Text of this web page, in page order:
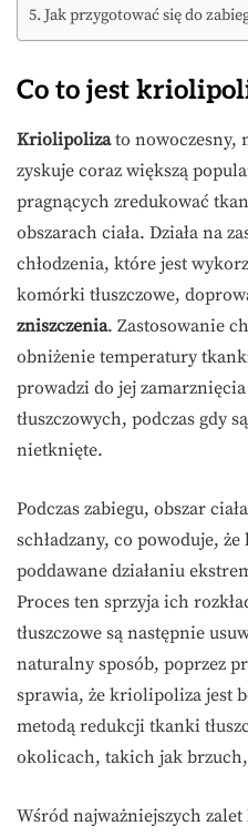
Jak przygotować się do
Co to jest
Kriolipolizato nowoczesny,
zyskuje coraz większą
pragnących zredukować
obszarach ciała. Działa na
chłodzenia, które jest
komórki tłuszczowe,
zniszczenia. Zastosowanie
obniżenie temperatury
prowadzi do jej
tłuszczowych, podczas gdy
nietknięte.
Podczas zabiegu, obszar
schładzany, co powoduje,
poddawane działaniu
Proces ten sprzyja ich
tłuszczowe są następnie
naturalny sposób, poprzez
sprawia, że kriolipoliza jest
metodą redukcji tkanki
okolicach, takich jak
Wśród najważniejszych